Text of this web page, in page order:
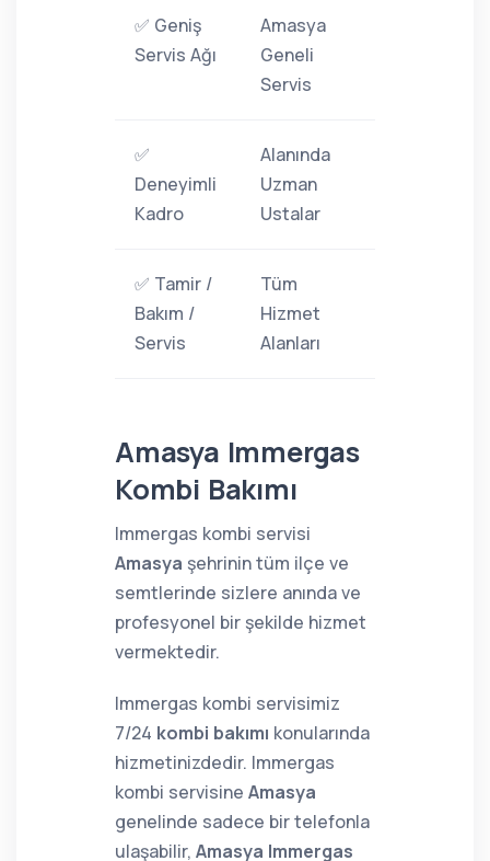
✅ Geniş
Servis Ağı
Amasya
Geneli
Servis
✅
Deneyimli
Kadro
Alanında
Uzman
Ustalar
✅ Tamir /
Bakım /
Servis
Tüm
Hizmet
Alanları
Amasya Immergas
Kombi Bakımı
Immergas kombi servisi
Amasya şehrinin tüm ilçe ve
semtlerinde sizlere anında ve
profesyonel bir şekilde hizmet
vermektedir.
Immergas kombi servisimiz
7/24 kombi bakımı konularında
hizmetinizdedir. Immergas
kombi servisine Amasya
genelinde sadece bir telefonla
ulaşabilir, Amasya Immergas